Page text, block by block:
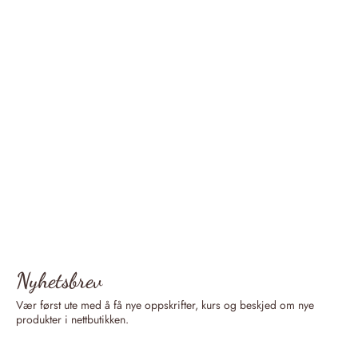
Nyhetsbrev
Vær først ute med å få nye oppskrifter, kurs og beskjed om nye
produkter i nettbutikken.